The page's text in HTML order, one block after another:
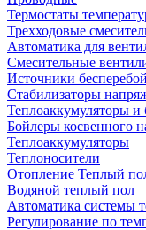
Термостаты
Трехходовые
Автоматика для
Смесительные
Источники
Стабилизаторы
Теплоаккумуляторы и
Бойлеры косвенного
Теплоаккумуляторы
Теплоносители
Отопление Теплый
Водяной теплый пол
Автоматика системы
Регулирование по